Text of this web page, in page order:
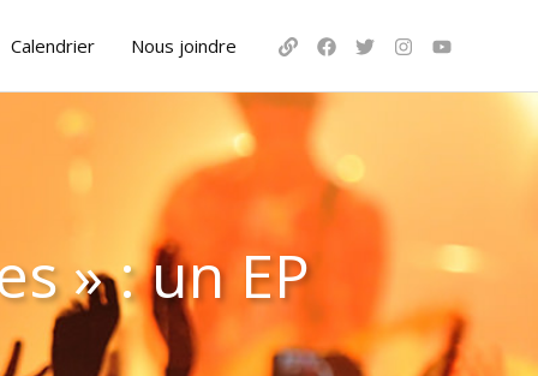
Calendrier Nous joindre
» : un EP